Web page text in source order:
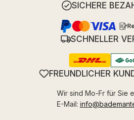
SICHERE
SCHNELLER
FREUNDLICHER
Wir sind Mo-Fr für Sie
E-Mail: